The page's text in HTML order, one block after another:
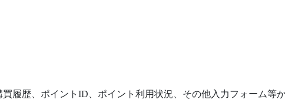
履歴、ポイント ID 、ポイント利用状況、その他入力フォーム等